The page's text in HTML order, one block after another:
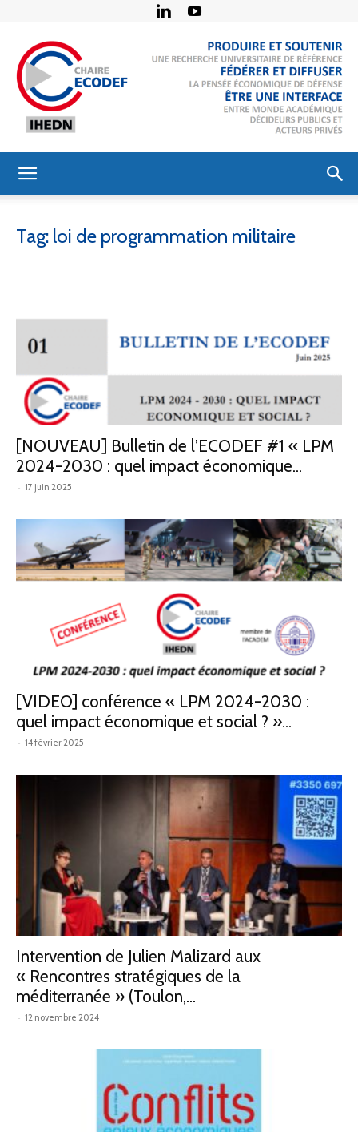
défense
–
IHEDN
Tag: loi de programmation militaire
[NOUVEAU] Bulletin de l’ECODEF #1 « LPM
2024-2030 : quel impact économique...
- 17 juin 2025
[VIDEO] conférence « LPM 2024-2030 :
quel impact économique et social ? »...
- 14 février 2025
Intervention de Julien Malizard aux
« Rencontres stratégiques de la
méditerranée » (Toulon,...
- 12 novembre 2024